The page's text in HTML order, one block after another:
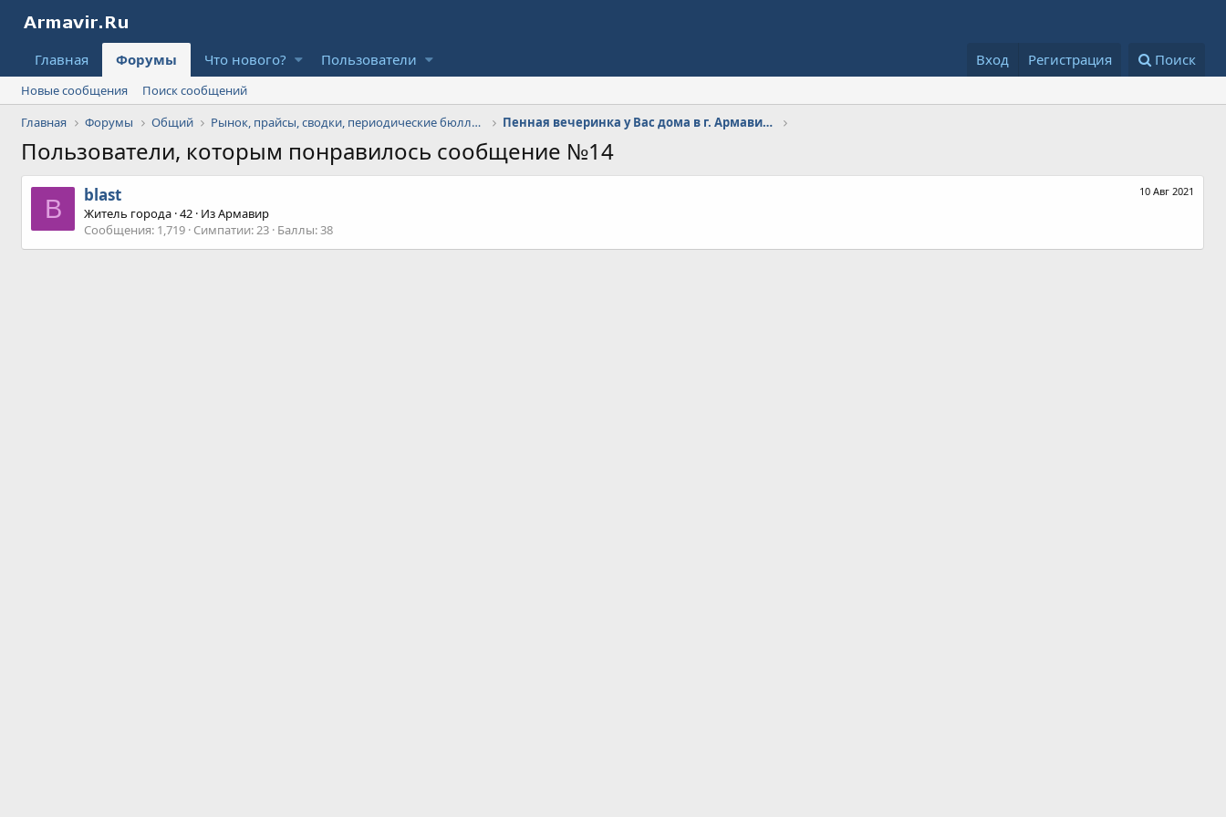
Главная Форумы Что нового? Пользователи Вход Регистрация Поиск
Новые сообщения
Поиск сообщений
Главная
Форумы Общий Рынок, прайсы, сводки, периодические бюллетени Пенная вечеринка у Вас дома в г. Армавире
Пользователи, которым понравилось сообщение №14
B
10 Авг 2021
blast
Житель города ·42 · ИзАрмавир
Сообщения 1,719 Симпатии 23 Баллы 38